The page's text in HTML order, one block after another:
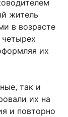
житель
в возрасте
их
так и
их на
и повторно